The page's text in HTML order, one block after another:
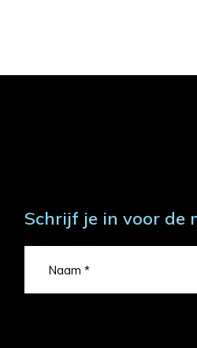
Schrijf je in voor de